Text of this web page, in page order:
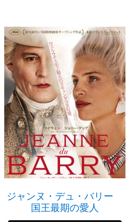
ジャンヌ・デュ・バリー
国王最期の愛人